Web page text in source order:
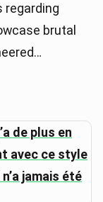
regarding
brutal